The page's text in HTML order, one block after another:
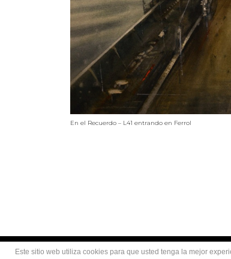
En el Recuerdo – L41 entrando en Ferrol
Este sitio web utiliza cookies para que usted tenga la mejor